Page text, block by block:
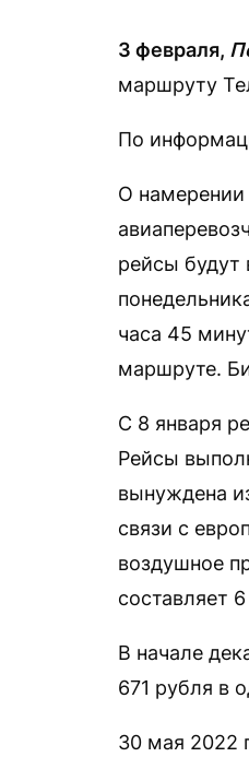
3 февраля,
маршруту
По
О намерении
рейсы будут
часа 45
маршруте.
С 8 января
Рейсы
вынуждена
связи с
воздушное
составляет
В начале
671 рубля в
30 мая 2022